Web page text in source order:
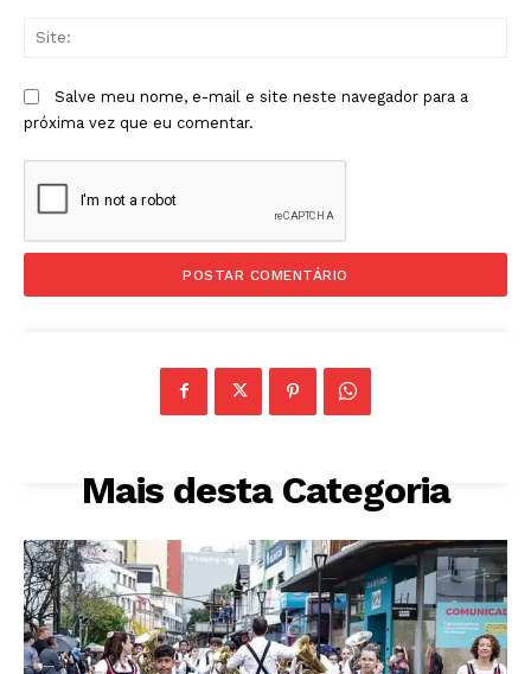
Salve meu nome, e-mail e site neste navegador para a
próxima vez que eu comentar.
Mais desta Categoria